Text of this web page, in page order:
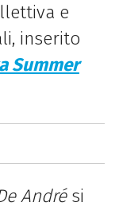
e
inserito
Summer
Andrési